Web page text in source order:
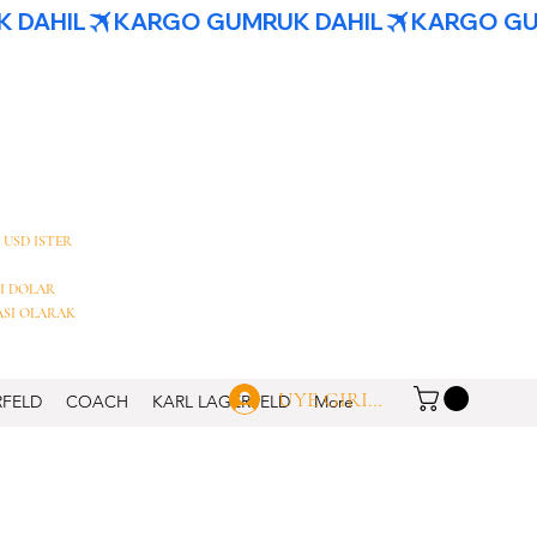
ISTER
DOLAR
OLARAK
COACH KARL LAGERFELD More
UYE GIRISI